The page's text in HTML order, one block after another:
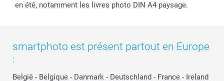
en été, notamment les livres photo DIN A4 paysage.
smartphoto est présent partout en Europe
:
België - Belgique - Danmark - Deutschland - France - Ireland